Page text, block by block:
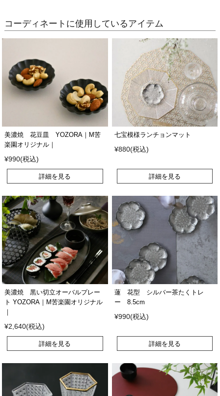
コーディネートに使用しているアイテム
美濃焼 花豆皿 YOZORA｜M苦
楽園オリジナル｜
¥990(税込)
詳細を見る
七宝模様ランチョンマット
¥880(税込)
詳細を見る
美濃焼 黒い切立オーバルプレー
ト YOZORA｜M苦楽園オリジナル
｜
¥2,640(税込)
詳細を見る
蓮 花型 シルバー茶たくトレ
ー 8.5cm
¥990(税込)
詳細を見る